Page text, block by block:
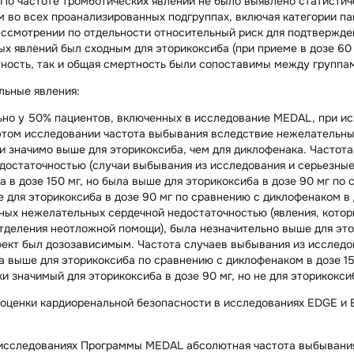
во всех проанализированных подгруппах, включая категории
по отдельности относительный риск для
явлений был сходным для эторикоксиба (при приеме в дозе
так и общая смертность были сопоставимы между
явления:
у 50% пациентов, включенных в исследование MEDAL, при
исследовании частота выбывания вследствие
значимо выше для эторикоксиба, чем для диклофенака.
(случаи выбывания из исследования и
в дозе 150 мг, но была выше для эторикоксиба в дозе 90 мг по
эторикоксиба в дозе 90 мг по сравнению с диклофенаком
нежелательных сердечной недостаточностью (явления,
неотложной помощи), была незначительно выше для
был дозозависимым. Частота случаев выбывания из
выше для эторикоксиба по сравнению с диклофенаком в дозе
значимый для эторикоксиба в дозе 90 мг, но не для
кардиоренальной безопасности в исследованиях EDGE
Программы MEDAL абсолютная частота